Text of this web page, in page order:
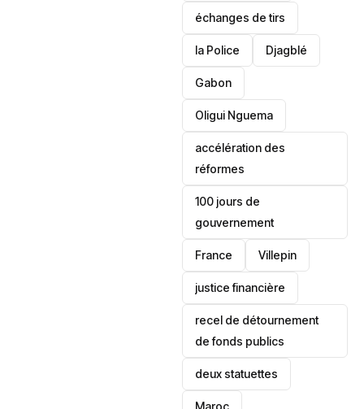
échanges de tirs
la Police Djagblé
Gabon
Oligui Nguema
accélération des
réformes
100 jours de
gouvernement
France Villepin
justice financière
recel de détournement
de fonds publics
deux statuettes
Maroc